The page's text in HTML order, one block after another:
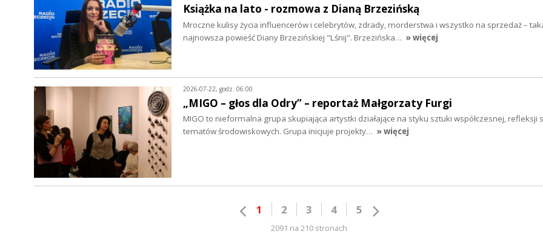
Książka na lato - rozmowa z Dianą Brzezińską
Mroczne kulisy życia influencerów i celebrytów, zdrady, morderstwa i wszystko na sprzedaż –
najnowsza powieść Diany Brzezińskiej "Lśnij". Brzezińska… » więcej
2026-07-22, godz. 06:00
„MIGO – głos dla Odry” – reportaż Małgorzaty Furgi
MIGO to nieformalna grupa skupiająca artystki działające na styku sztuki współczesnej, refleksji
tematów środowiskowych. Grupa inicjuje projekty… » więcej
1 2 3 4 5
2091 na 210 stronach